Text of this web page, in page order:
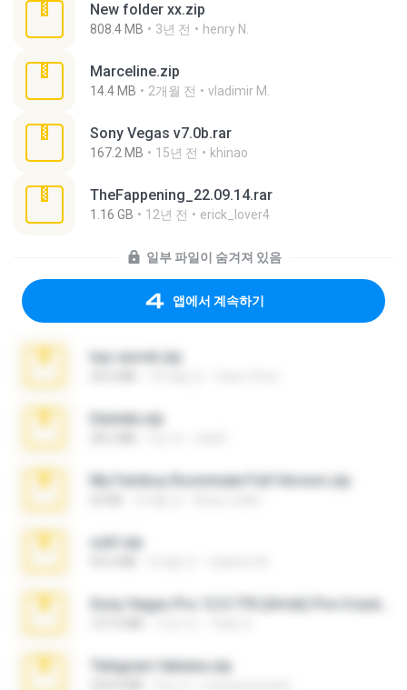
New folder xx.zip
808.4 MB 3년 전 henry N.
Marceline.zip
14.4 MB 2개월 전 vladimir M.
Sony Vegas v7.0b.rar
167.2 MB 15년 전 khinao
TheFappening_22.09.14.rar
1.16 GB 12년 전 erick_lover4
일부 파일이 숨겨져 있음
앱에서 계속하기
top secret.zip
Daniela.zip
My Femboy Roommate Full Version.zip
ouh!.zip
Telegram fabiana.zip